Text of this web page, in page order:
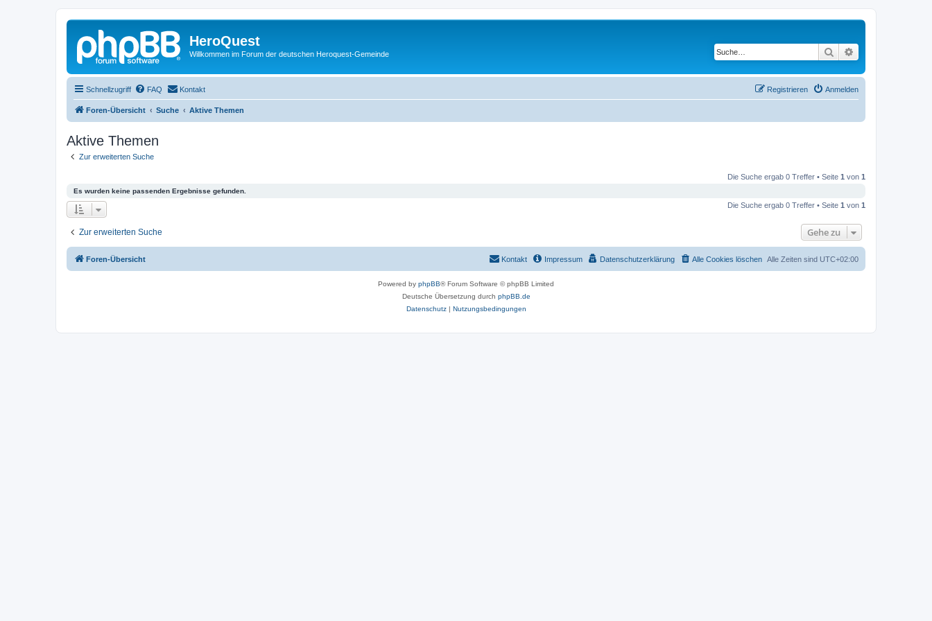
HeroQuest
Willkommen im Forum der deutschen Heroquest-Gemeinde Suche
Schnellzugriff FAQ Kontakt Anmelden
Registrieren
Foren-Übersicht Suche Aktive Themen
Aktive Themen
Zur erweiterten Suche
Die Suche ergab 0 Treffer • Seite 1 von 1
Es wurden keine passenden Ergebnisse gefunden.
Die Suche ergab 0 Treffer • Seite 1 von 1
Zur erweiterten Suche Gehe zu
Foren-Übersicht Alle Zeiten sind UTC+02:00
Alle Cookies löschen
Datenschutzerklärung
Impressum
Kontakt
Powered by phpBB® Forum Software © phpBB Limited
Deutsche Übersetzung durch phpBB.de
Datenschutz| Nutzungsbedingungen